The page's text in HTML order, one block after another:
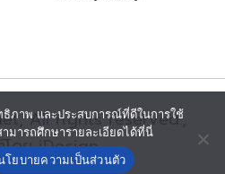
All rights reserved.,
โดย iDesign
ภาพ และประสบการณ์ที่ดีในการใช้
มารถศึกษารายละเอียดได้ที่นี่
โยบายความเป็นส่วนตัว